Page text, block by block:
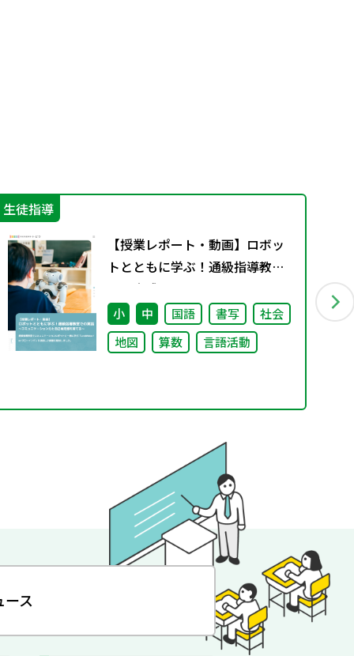
生徒指導
【授業レポート・動画】ロボッ
トとともに学ぶ！通級指導教室
での実践～コミュニケーション
力と自己肯定感を育てる～
小 中 国語 書写
社会
地図
算数 言語活動
ース